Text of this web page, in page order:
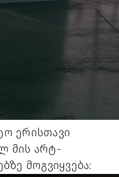
ერისთავი
მის არტ-
მოგვიყვება: